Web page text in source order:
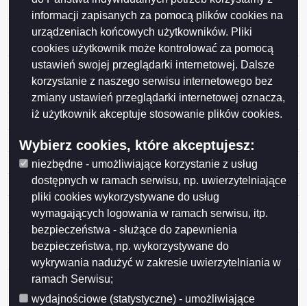
informacji zapisanych za pomocą plików cookies na
urządzeniach końcowych użytkowników. Pliki
cookies użytkownik może kontrolować za pomocą
ustawień swojej przeglądarki internetowej. Dalsze
korzystanie z naszego serwisu internetowego bez
zmiany ustawień przeglądarki internetowej oznacza,
iż użytkownik akceptuje stosowanie plików cookies.
Wybierz cookies, które akceptujesz:
niezbędne - umożliwiające korzystanie z usług
dostępnych w ramach serwisu, np. uwierzytelniające
pliki cookies wykorzystywane do usług
wymagających logowania w ramach serwisu, itp.
bezpieczeństwa - służące do zapewnienia
bezpieczeństwa, np. wykorzystywane do
wykrywania nadużyć w zakresie uwierzytelniania w
ramach Serwisu;
wydajnościowe (statystyczne) - umożliwiające
29 Zezwolenie na wycinkę 11 drzew z terenu osiedla
Północ I
28 Zezwolenie na wycinkę drzewa z terenu przy ul.
Sejneńskiej 86
27 Zmiana zezwolenia na wycinkę
OSGK.6131.71.1.2021.RR, z dnia 26 maja 2021 r.
26 Tanne Sp. z o.o
25 Gmina Miasto Suwałki,
24 Areszt Śledczy w Suwałkach
23 Zmiana zezwolenia na wycinkę drzewa, znak:
OSGK.6131.138.2021.RR, z dnia 16 września 2021 r.
22 Zezwolenie na usunięcie drzewa z terenu przy ul.
Łanowej 13
21 Wspólnota Mieszkaniowa Nieruchomości
Buczyńskiego 1